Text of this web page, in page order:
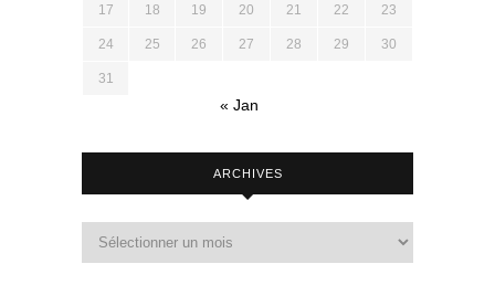
17 18 19 20 21 22 23
24 25 26 27 28 29 30
31
« Jan
ARCHIVES